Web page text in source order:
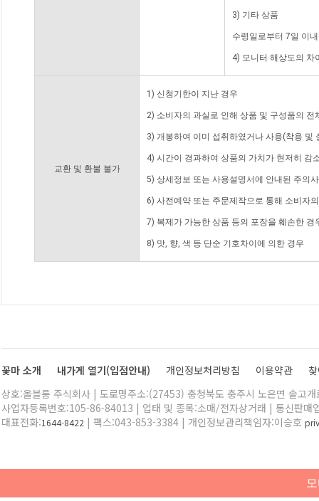
3) 기타 상품
수령일로부터 7일 이
4) 모니터 해상도의 차
교환 및 환불 불가
1) 신청기한이 지난 경우
2) 소비자의 과실로 인해 상품 및 구성품의
3) 개봉하여 이미 섭취하였거나 사용(착용 및
4) 시간이 경과하여 상품의 가치가 현저히 감
5) 상세정보 또는 사용설명서에 안내된 주의
6) 사전예약 또는 주문제작으로 통해 소비자
7) 복제가 가능한 상품 등의 포장을 훼손한 경
8) 맛, 향, 색 등 단순 기호차이에 의한 경우
꽃마 소개 내가게 열기(입점안내) 개인정보처리방침 이용약관
상호:올블룸 주식회사 | 도로명주소:(27453) 충청북도 충주시 노은면 솔고
사업자등록번호:105-86-84013 | 업태 및 종목:소매/전자상거래 | 통신판매
대표전화:1644-8422 | 팩스:043-853-3384 | 개인정보관리책임자:이승호